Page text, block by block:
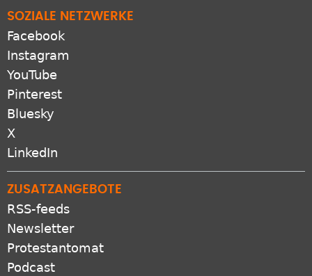
SOZIALE NETZWERKE
Facebook
Instagram
YouTube
Pinterest
Bluesky
X
LinkedIn
ZUSATZANGEBOTE
RSS-feeds
Newsletter
Protestantomat
Podcast